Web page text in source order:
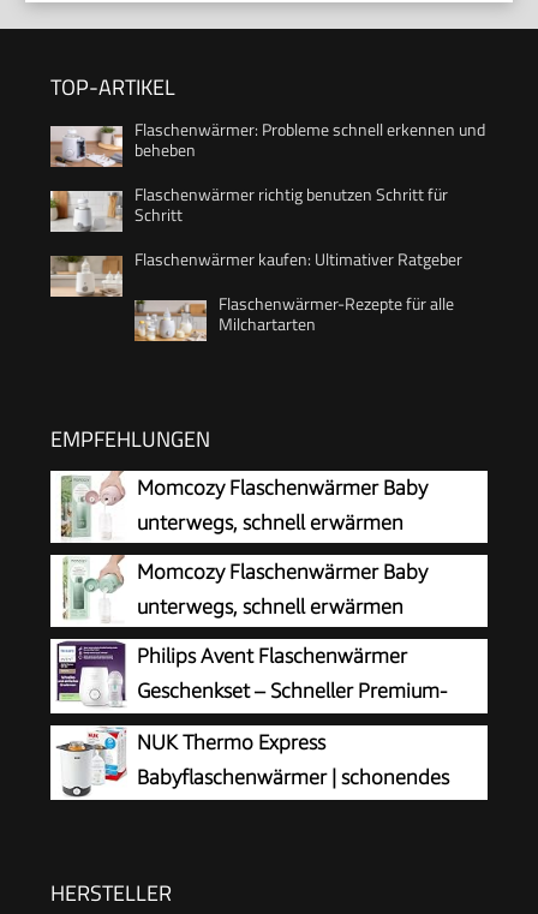
TOP-ARTIKEL
Flaschenwärmer: Probleme schnell erkennen und
beheben
Flaschenwärmer richtig benutzen Schritt für
Schritt
Flaschenwärmer kaufen: Ultimativer Ratgeber
Flaschenwärmer-Rezepte für alle
Milchartarten
EMPFEHLUNGEN
Momcozy Flaschenwärmer Baby
unterwegs, schnell erwärmen
Momcozy Flaschenwärmer Baby
unterwegs, schnell erwärmen
Philips Avent Flaschenwärmer
Geschenkset – Schneller Premium-
Flaschenwärmer und Natural Response
Babyflasche, intelligente Temperaturregelung,
automatische Abschaltung, Auftaufunktion,
NUK Thermo Express
Babyflaschenwärmer | schonendes
automatische Abschaltung | Korb zum einfachen
HERSTELLER